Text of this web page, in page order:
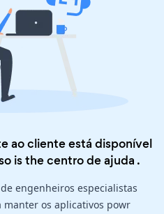
ao cliente está disponível
is thecentro de ajuda .
engenheiros especialistas
os aplicativos powr